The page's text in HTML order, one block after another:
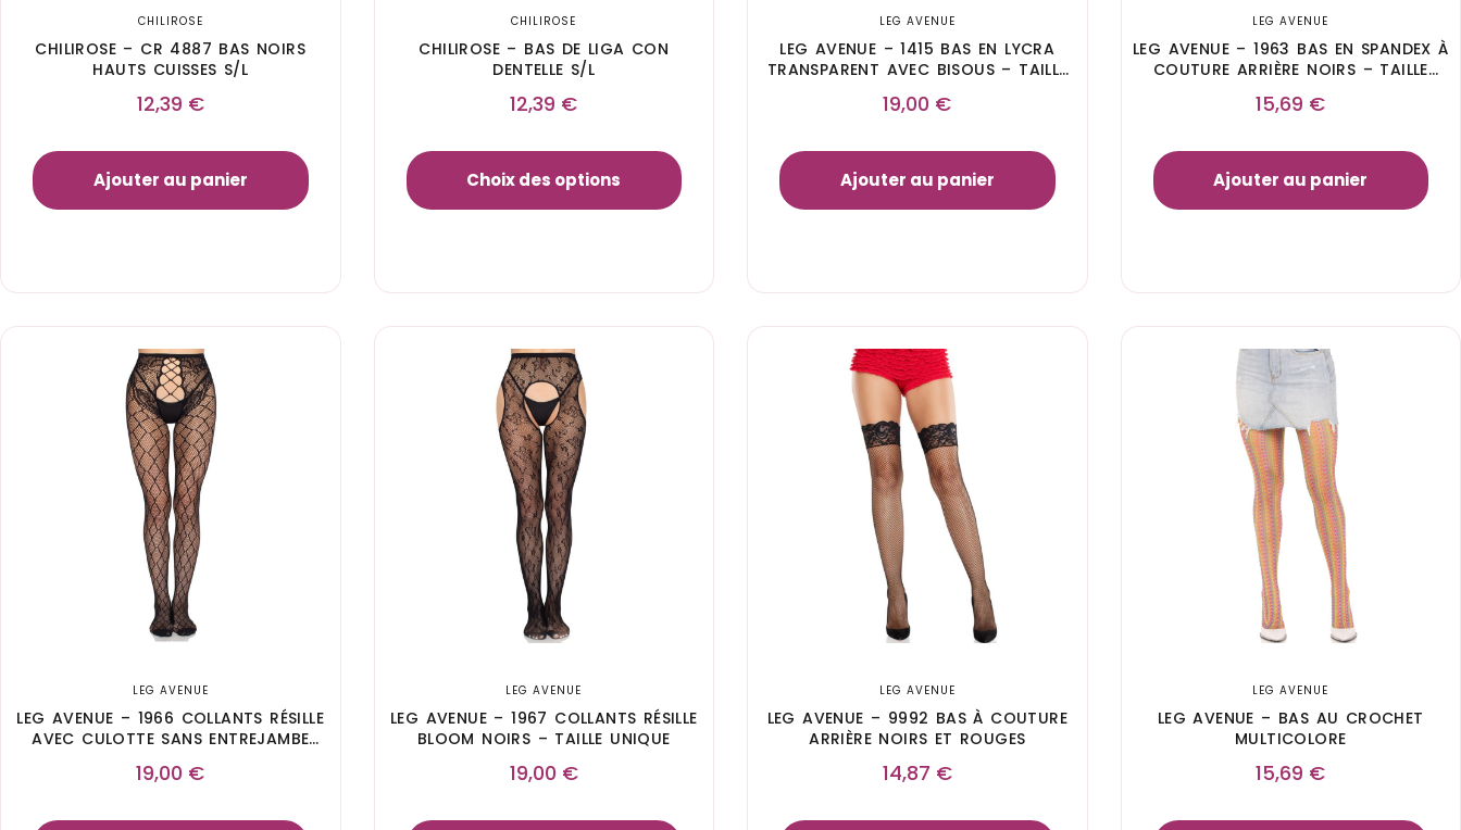
CHILIROSE
CHILIROSE – CR 4887 BAS NOIRS
HAUTS CUISSES S/L
12,39 €
Ajouter au panier
CHILIROSE
CHILIROSE – BAS DE LIGA CON
DENTELLE S/L
12,39 €
Choix des options
LEG AVENUE
LEG AVENUE – 1415 BAS EN LYCRA
TRANSPARENT AVEC BISOUS – TAILLE
19,00 €
Ajouter au panier
LEG AVENUE
LEG AVENUE – 1963 BAS EN SPANDEX À
COUTURE ARRIÈRE NOIRS – TAILLE
15,69 €
Ajouter au panier
LEG AVENUE
LEG AVENUE – 1966 COLLANTS RÉSILLE
AVEC CULOTTE SANS ENTREJAMBE
19,00 €
LEG AVENUE
LEG AVENUE – 1967 COLLANTS RÉSILLE
BLOOM NOIRS – TAILLE UNIQUE
19,00 €
LEG AVENUE
LEG AVENUE – 9992 BAS À COUTURE
ARRIÈRE NOIRS ET ROUGES
14,87 €
LEG AVENUE
LEG AVENUE – BAS AU CROCHET
MULTICOLORE
15,69 €